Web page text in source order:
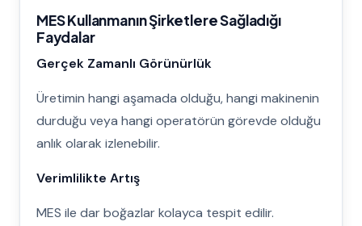
MES Kullanmanın Şirketlere Sağladığı
Faydalar
Gerçek Zamanlı Görünürlük
Üretimin hangi aşamada olduğu, hangi makinenin
durduğu veya hangi operatörün görevde olduğu
anlık olarak izlenebilir.
Verimlilikte Artış
MES ile dar boğazlar kolayca tespit edilir.